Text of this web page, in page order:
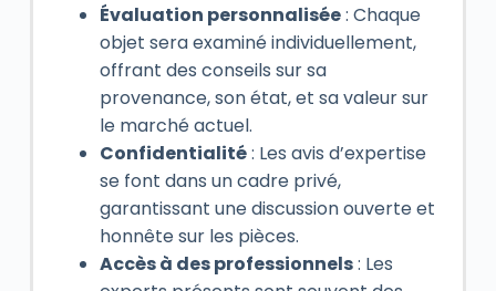
Évaluation personnalisée: Chaque
objet sera examiné individuellement,
offrant des conseils sur sa
provenance, son état, et sa valeur sur
le marché actuel.
Confidentialité: Les avis d’expertise
se font dans un cadre privé,
garantissant une discussion ouverte et
honnête sur les pièces.
Accès à des professionnels: Les